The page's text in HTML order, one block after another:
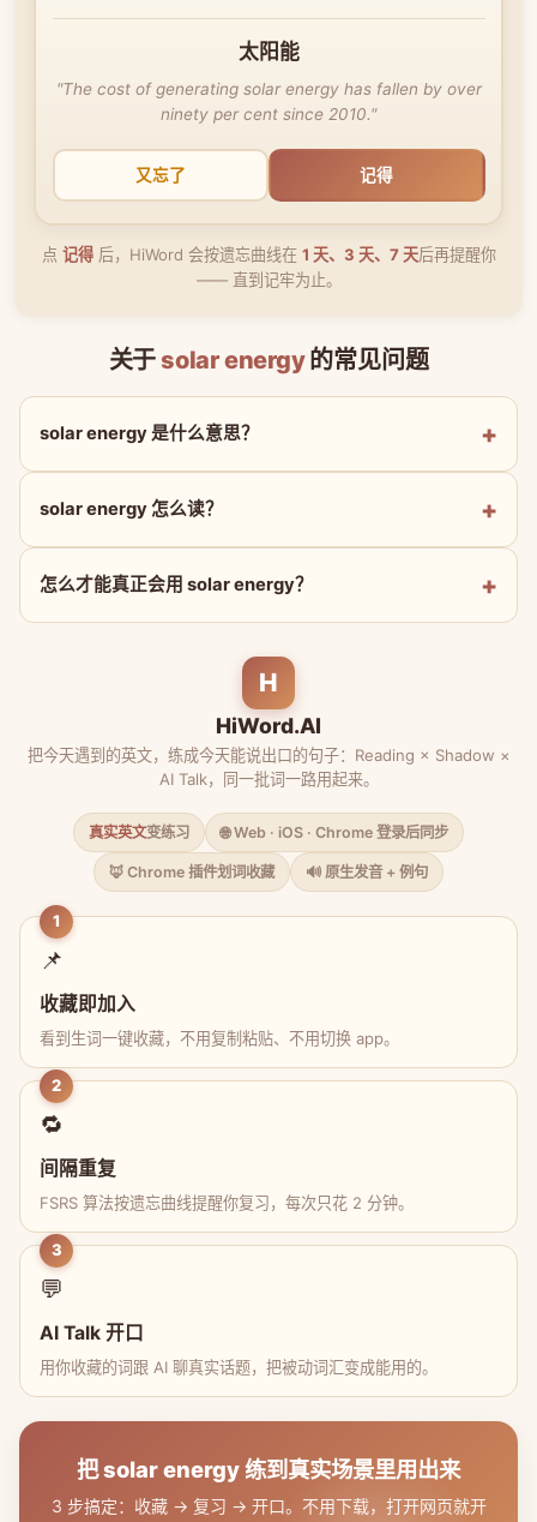
太阳能
"The cost of generating solar energy has fallen by over
ninety per cent since 2010."
又忘了 记得
点 记得后，HiWord 会按遗忘曲线在 1 天、3 天、7 天后再提醒你
—— 直到记牢为止。
关于 solar energy的常见问题
solar energy 是什么意思？
solar energy 怎么读？
怎么才能真正会用 solar energy？
H
HiWord.AI
把今天遇到的英文，练成今天能说出口的句子：Reading × Shadow ×
AI Talk，同一批词一路用起来。
真实英文变练习 🌐 Web · iOS · Chrome 登录后同步
🦊 Chrome 插件划词收藏 🔊 原生发音 + 例句
1
📌
收藏即加入
看到生词一键收藏，不用复制粘贴、不用切换 app。
2
🔁
间隔重复
FSRS 算法按遗忘曲线提醒你复习，每次只花 2 分钟。
3
💬
AI Talk 开口
用你收藏的词跟 AI 聊真实话题，把被动词汇变成能用的。
把 solar energy 练到真实场景里用出来
3 步搞定：收藏 → 复习 → 开口。不用下载，打开网页就开